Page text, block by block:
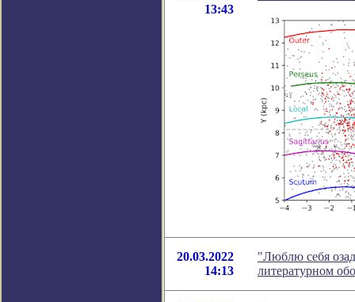
13:43
20.03.2022
14:13
"Люблю себя
литературном